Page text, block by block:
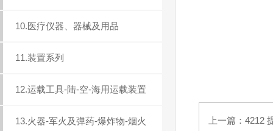
10.医疗仪器、器械及用品
11.装置系列
12.运载工具-陆-空-海用运载装置
13.火器-军火及弹药-爆炸物-烟火 上一篇： 4212